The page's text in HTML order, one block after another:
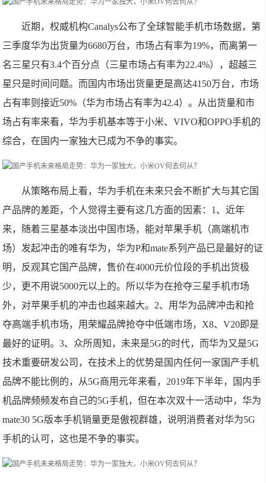
近期，权威机构Canalys公布了全球智能手机市场数据，第
三季度华为出货量为6680万台，市场占有率为19%，而离第一
名三星只有3.4个百分点（三星市场占有率为22.4%），超越三
星只是时间问题。而国内市场出货量更是高达4150万台，市场
占有率则接近50%（华为市场占有率为42.4）。从出货量和市
场占有率来看，华为手机基本等于小米、VIVO和OPPO手机的
综合，在国内一家独大已成为不争的事实。
从策略布局上看，华为手机在未来只会不断扩大与其它国
产品牌的差距，个人觉得主要有这几方面的因素：1、近年
来，随着三星基本淡出中国市场，能对苹果手机（高端机市
场）发起冲击的唯有华为，华为P和mate系列产品已是最好的证
明，反观其它国产品牌，售价在4000元价位段的手机出货极
少，更不用说5000元以上的。所以华为在抢夺三星手机市场
外，对苹果手机的冲击也越来越大。2、用华为品牌冲击和抢
夺高端手机市场，用荣耀品牌抢夺中低端市场，X8、V20即是
最好的证明。3、众所周知，未来是5G的时代，而华为又是5G
技术重要研发公司，在技术上的优势是国内任何一家国产手机
品牌不能比例的，从5G商用元年来看，2019年下半年，国内手
机品牌频频发布自己的5G手机，但在本次双十一活动中，华为
mate30 5G版本手机销量更是傲视群雄，说明消费者对华为5G
手机的认可，这也是不争的事实。